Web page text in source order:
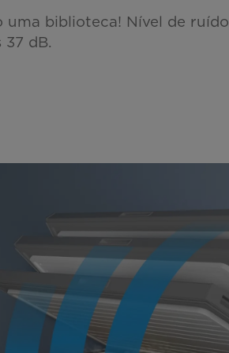
uma biblioteca! Nível de ruído
37 dB.